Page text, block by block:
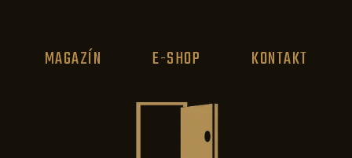
MAGAZÍN E-SHOP KONTAKT